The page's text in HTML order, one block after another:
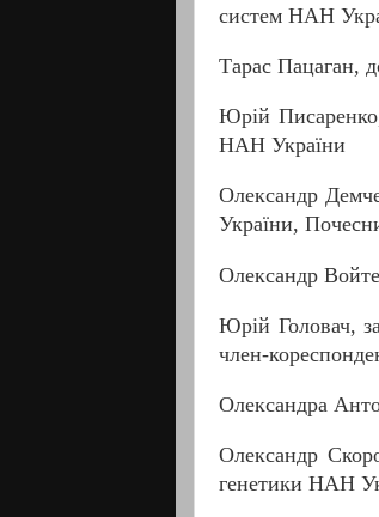
систем НАН
Тарас Пацаган,
Юрій
НАН України
Олександр
України,
Олександр
Юрій Головач,
член-
Олександра
Олександр
генетики НАН